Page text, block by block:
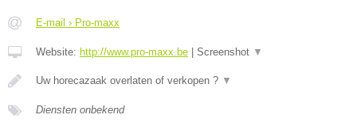
E-mail › Pro-maxx
Website: http://www.pro-maxx.be | Screenshot ▼
Uw horecazaak overlaten of verkopen ? ▼
Diensten onbekend